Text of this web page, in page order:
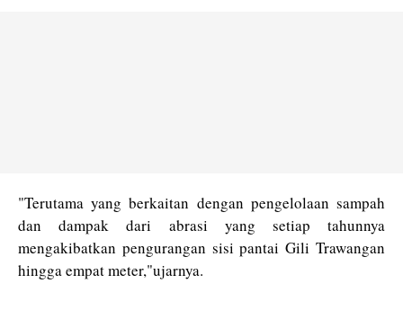
"Terutama yang berkaitan dengan pengelolaan sampah
dan dampak dari abrasi yang setiap tahunnya
mengakibatkan pengurangan sisi pantai Gili Trawangan
hingga empat meter,"ujarnya.